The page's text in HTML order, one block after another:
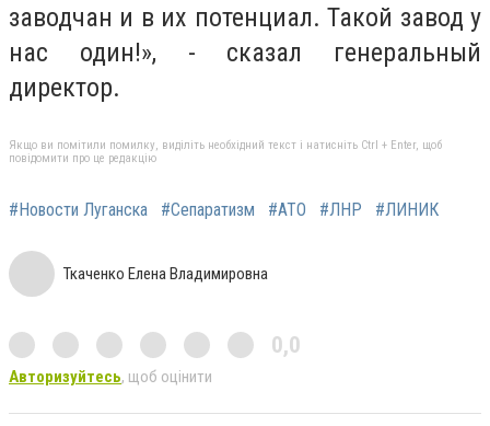
заводчан и в их потенциал. Такой завод у
нас один!», - сказал генеральный
директор.
Якщо ви помітили помилку, виділіть необхідний текст і натисніть Ctrl + Enter, щоб
повідомити про це редакцію
#Новости Луганска #Сепаратизм #АТО #ЛНР #ЛИНИК
Ткаченко Елена Владимировна
0,0
Авторизуйтесь, щоб оцінити